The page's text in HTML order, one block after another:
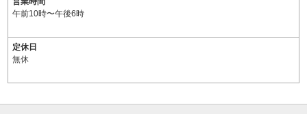
午前10時〜午後6時
定休日
無休